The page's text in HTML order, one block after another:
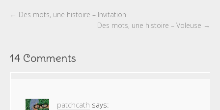
← Des mots, une histoire – Invitation
Des mots, une histoire – Voleuse →
14 Comments
patchcath says: